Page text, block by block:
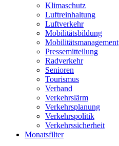
Klimaschutz
Luftreinhaltung
Luftverkehr
Mobilitätsbildung
Mobilitätsmanagement
Pressemitteilung
Radverkehr
Senioren
Tourismus
Verband
Verkehrslärm
Verkehrsplanung
Verkehrspolitik
Verkehrssicherheit
Monatsfilter